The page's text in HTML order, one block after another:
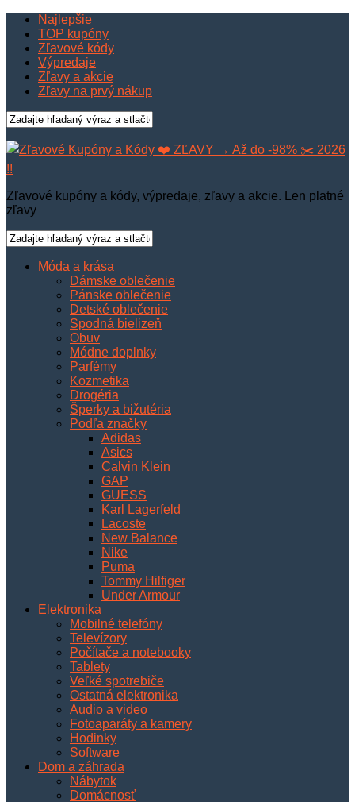
Najlepšie
TOP kupóny
Zľavové kódy
Výpredaje
Zľavy a akcie
Zľavy na prvý nákup
Zľavové kupóny a kódy, výpredaje, zľavy a akcie. Len platné
zľavy
Móda a krása
Dámske oblečenie
Pánske oblečenie
Detské oblečenie
Spodná bielizeň
Obuv
Módne doplnky
Parfémy
Kozmetika
Drogéria
Šperky a bižutéria
Podľa značky
Adidas
Asics
Calvin Klein
GAP
GUESS
Karl Lagerfeld
Lacoste
New Balance
Nike
Puma
Tommy Hilfiger
Under Armour
Elektronika
Mobilné telefóny
Televízory
Počítače a notebooky
Tablety
Veľké spotrebiče
Ostatná elektronika
Audio a video
Fotoaparáty a kamery
Hodinky
Software
Dom a záhrada
Nábytok
Domácnosť